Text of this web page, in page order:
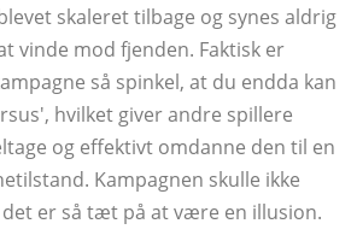
skaleret tilbage og synes aldrig
vinde mod fjenden. Faktisk er
så spinkel, at du endda kan
hvilket giver andre spillere
og effektivt omdanne den til en
Kampagnen skulle ikke
er så tæt på at være en illusion.